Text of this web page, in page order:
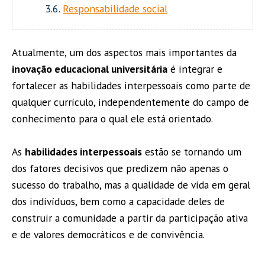
3.6. Responsabilidade social
Atualmente, um dos aspectos mais importantes da
inovação educacional universitária é integrar e
fortalecer as habilidades interpessoais como parte de
qualquer currículo, independentemente do campo de
conhecimento para o qual ele está orientado.
As habilidades interpessoais estão se tornando um
dos fatores decisivos que predizem não apenas o
sucesso do trabalho, mas a qualidade de vida em geral
dos indivíduos, bem como a capacidade deles de
construir a comunidade a partir da participação ativa
e de valores democráticos e de convivência.